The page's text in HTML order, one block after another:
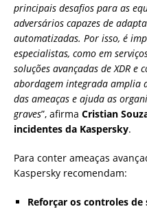
principais desafios para as
adversários capazes de
automatizadas. Por isso, é
especialistas, como em
soluções avançadas de XDR e
abordagem integrada amplia
das ameaças e ajuda as
graves”, afirma Cristian
incidentes da Kaspersky.
Para conter ameaças
Kaspersky recomendam:
Reforçar os controles de